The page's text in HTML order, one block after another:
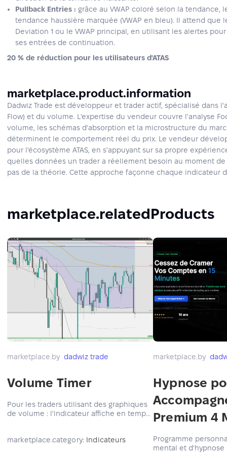
Pullback Entries : grâce au VWAP coloré selon la tendance,
tendance haussière marquée (VWAP en bleu). Il attend que
Deviation 1 ou le VWAP principal, en utilisant les alertes
ses entrées de continuation.
20 % de réduction pour les utilisateurs d'ATAS
marketplace.product.information
Dadwiz Trade est développeur et trader actif, spécialisé dans
Flow) et du volume. L'expertise du vendeur couvre l'analyse
volume, les schémas d'absorption et la microstructure du
déterminent le comportement réel du prix. Le vendeur
pour l'écosystème ATAS, en s'appuyant sur sa propre
quelles données un trader a réellement besoin au moment
pas de la théorie. Cette approche façonne chaque indicateur
marketplace.relatedProducts
marketplace.by dadwiz trade
Volume Timer
Pour les traders utilisant des graphiques
de volume : l'indicateur affiche en temps
pression du volume sans deviner.
marketplace.category: Indicateurs
marketplace.by
Hypnose
Premium 4
Programme
mental et d'hypnose